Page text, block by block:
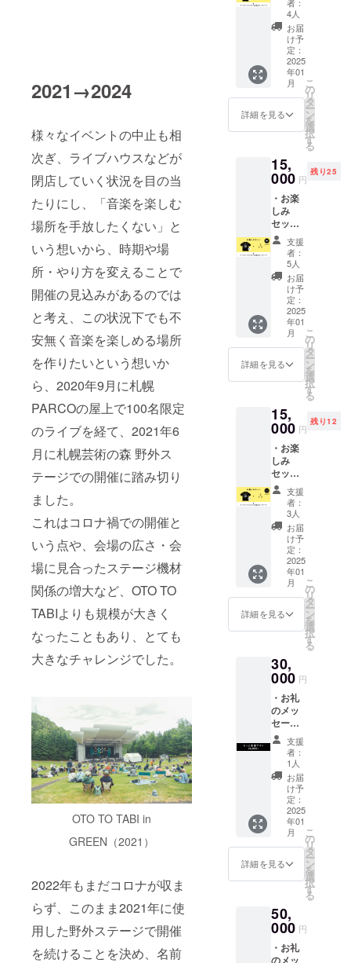
2021→2024
様々なイベントの中止も相
次ぎ、ライブハウスなどが
閉店していく状況を目の当
たりにし、「音楽を楽しむ
場所を手放したくない」と
いう想いから、時期や場
所・やり方を変えることで
開催の見込みがあるのでは
と考え、この状況下でも不
安無く音楽を楽しめる場所
を作りたいという想いか
ら、2020年9月に札幌
PARCOの屋上で100名限定
のライブを経て、2021年6
月に札幌芸術の森 野外ス
テージでの開催に踏み切り
ました。
これはコロナ禍での開催と
いう点や、会場の広さ・会
場に見合ったステージ機材
関係の増大など、OTO TO
TABIよりも規模が大きく
なったこともあり、とても
大きなチャレンジでした。
OTO TO TABI in
GREEN（2021）
2022年もまだコロナが収ま
らず、このまま2021年に使
用した野外ステージで開催
を続けることを決め、名前
過去のT
シャツ
（Sサイ
ズ）＋
タオ
ル、ポ
スト
カー
ド、ス
テッ
カー、
ジなど
の各種
配布物
やデッ
ドス
トック
グッズ
などを
10数点
詰め込
んだお
楽しみ
セット
になり
ます。
＊何が
届くか
アーカ
イブ
ブック
・お礼
のメッ
セージ
4人
お届
け予
定：
2025
年01
月
詳細を見る
こ
の
リ
タ
ー
ン
を
選
択
す
る
15,
000 円
残り25
・お楽
しみ
セット
【Mサ
イズ】
・過去
のTシャ
ツ（M
サイ
ズ）＋
タオ
ル、ポ
スト
カー
ド、ス
テッ
缶バッ
ジなど
の各種
配布物
やデッ
ドス
トック
グッズ
などを
10数点
詰め込
んだお
楽しみ
セット
になり
ます。
＊何が
す ・
アーカ
イブ
ブック
・お礼
のメッ
セージ
支援
者：
5人
お届
け予
定：
2025
年01
月
詳細を見る
こ
の
リ
タ
ー
ン
を
選
択
す
る
15,
000 円
残り12
・お楽
しみ
セット
【キッ
ズサイ
ズ】 ・
過去のT
シャツ
（キッ
ズサイ
ズ）＋
タオ
ル、ポ
スト
カー
ド、ス
カー、
缶バッ
ジなど
の各種
配布物
やデッ
ドス
トック
グッズ
などを
10数点
詰め込
んだお
楽しみ
セット
になり
ます。
ダムで
す ・
アーカ
イブ
支援
者：
3人
お届
け予
定：
2025
年01
月
詳細を見る
こ
の
リ
タ
ー
ン
を
選
択
す
る
30,
000 円
・お礼
のメッ
セージ
＊もっ
と応援
プラ
ン。
アーカ
イブ
ブック
のお届
けなし
のプラ
ンです
＊この
リター
5000円
の応援
プラン
と同じ
支援
者：
1人
お届
け予
定：
2025
年01
月
詳細を見る
こ
の
リ
タ
ー
ン
を
選
択
す
る
50,
000 円
・お礼
のメッ